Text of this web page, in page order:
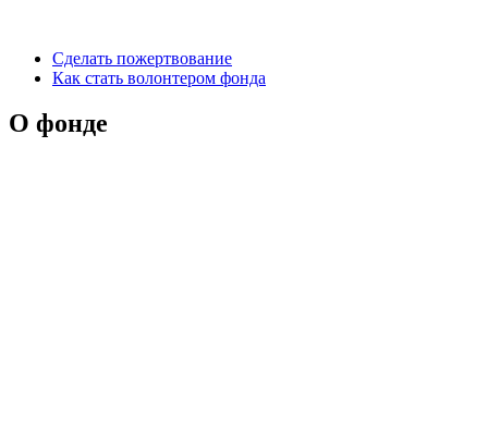
Сделать пожертвование
Как стать волонтером фонда
О фонде